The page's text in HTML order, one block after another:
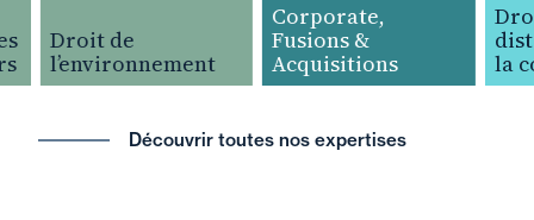
Droit de
l’environnement
Corporate,
Fusions &
Acquisitions
Droit
la
Découvrir toutes nos expertises